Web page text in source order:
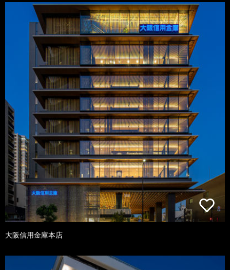
大阪信用金庫本店